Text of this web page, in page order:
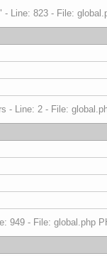
Line: 823 - File:
- Line: 2 - File:
949 - File: global.php